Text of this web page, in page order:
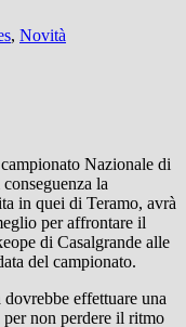
, Novità
Nazionale di
la
in quei di Teramo, avrà
per affrontare il
di Casalgrande alle
del campionato.
effettuare una
non perdere il ritmo